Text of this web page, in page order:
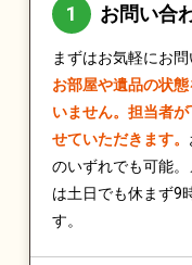
お問い合
まずはお気軽にお問
お部屋や遺品の状
いません。担当者
せていただきます。
のいずれでも可能
は土日でも休まず9
す。